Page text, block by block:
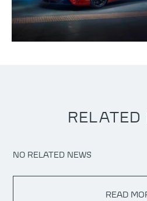
RELATED
NO RELATED NEWS
READ